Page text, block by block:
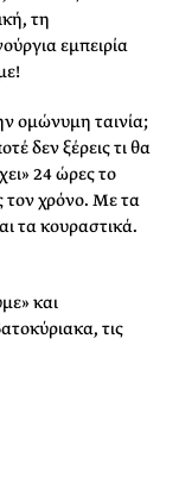
τη
εμπειρία
ομώνυμη ταινία;
δεν ξέρεις τι θα
24 ώρες το
τον χρόνο. Με τα
τα κουραστικά.
και
τις